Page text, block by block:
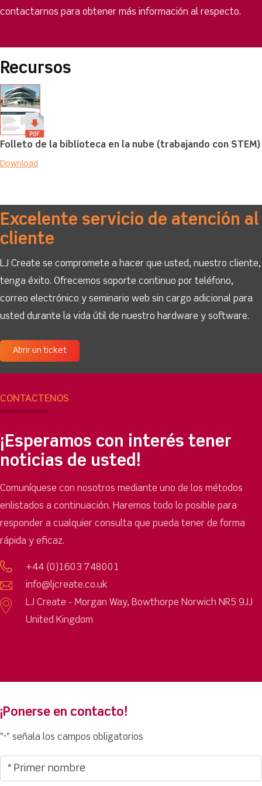
contactarnos para obtener más información al respecto.
Recursos
Folleto de la biblioteca en la nube (trabajando con STEM)
Download
Excelente servicio de atención al
cliente
LJ Create se compromete a hacer que usted, nuestro cliente,
tenga éxito. Ofrecemos soporte continuo por teléfono,
correo electrónico y seminario web sin cargo adicional para
usted durante la vida útil de nuestro hardware y software.
Abrir un ticket
CONTÁCTENOS
¡Esperamos con interés tener
noticias de usted!
Comuníquese con nosotros mediante uno de los métodos
enlistados a continuación. Haremos todo lo posible para
responder a cualquier consulta que pueda tener de forma
rápida y eficaz.
+44 (0)1603 748001
info@ljcreate.co.uk
LJ Create - Morgan Way, Bowthorpe Norwich NR5 9JJ
United Kingdom
¡Ponerse en contacto!
"*" señala los campos obligatorios